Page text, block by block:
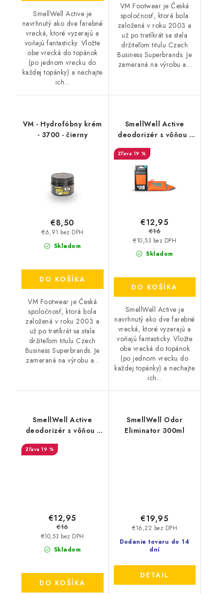
SmellWell Active je
navrhnutý ako dve farebné
vrecká, ktoré vyzerajú a
voňajú fantasticky. Vložte
obe vrecká do topánok
(po jednom vrecku do
každej topánky) a nechajte
ich...
VM Footwear je Česká
spoločnosť, ktorá bola
založená v roku 2003 a
už po tretíkrát sa stala
držiteľom titulu Czech
Business Superbrands. Je
zameraná na výrobu a...
VM - Hydrofóbny krém
- 3700 - čierny
Skladom
€6,91 bez DPH
€8,50
DO KOŠÍKA
VM Footwear je Česká
spoločnosť, ktorá bola
založená v roku 2003 a
už po tretíkrát sa stala
držiteľom titulu Czech
Business Superbrands. Je
zameraná na výrobu a...
SmellWell Active
deodorizér s vôňou -
Geometric Orange
19 %
Skladom
€10,53 bez DPH
€12,95
€16
DO KOŠÍKA
SmellWell Active je
navrhnutý ako dve farebné
vrecká, ktoré vyzerajú a
voňajú fantasticky. Vložte
obe vrecká do topánok
(po jednom vrecku do
každej topánky) a nechajte
ich...
SmellWell Active
deodorizér s vôňou -
Leopard Blue
19 %
Skladom
€10,53 bez DPH
€12,95
€16
DO KOŠÍKA
SmellWell Odor
Eliminator 300ml
Dodanie tovaru do 14
dní
€16,22 bez DPH
€19,95
DETAIL